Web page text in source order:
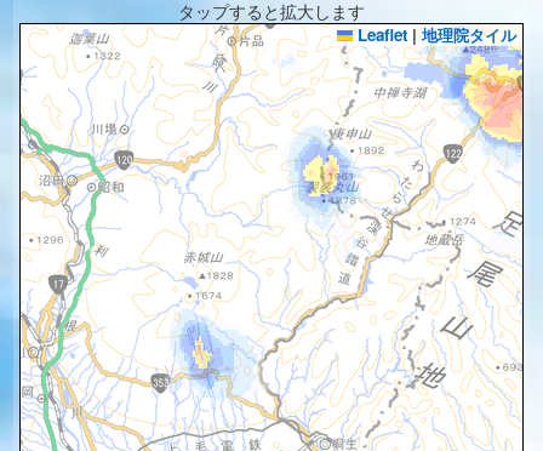
タップすると拡大します
Leaflet | 地理院タイル